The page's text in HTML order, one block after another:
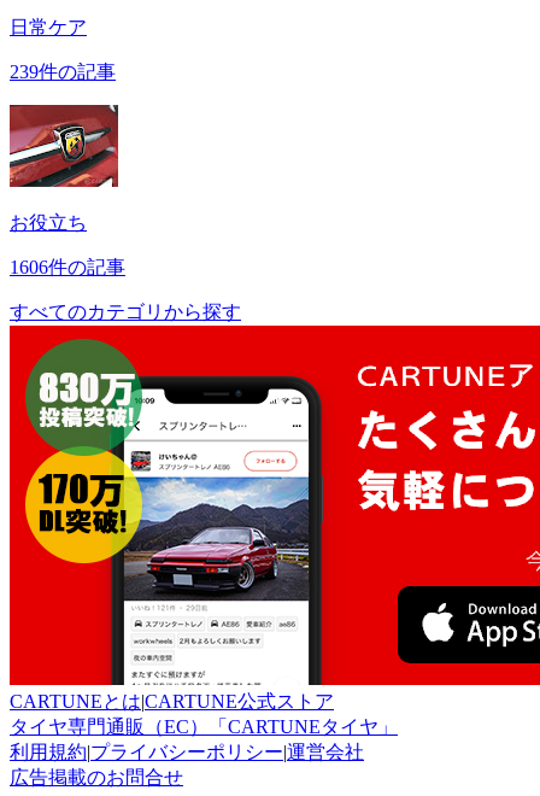
日常ケア
239件の記事
お役立ち
1606件の記事
すべてのカテゴリから探す
CARTUNEとは|CARTUNE公式ストア
タイヤ専門通販（EC）「CARTUNEタイヤ」
利用規約|プライバシーポリシー|運営会社
広告掲載のお問合せ